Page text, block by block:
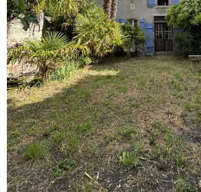
VOIR LE BIEN